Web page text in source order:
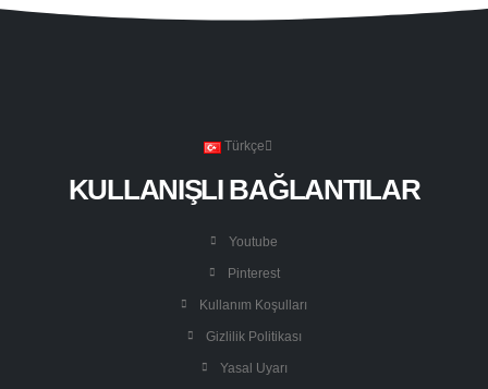
Türkçe
KULLANIŞLI BAĞLANTILAR
Youtube
Pinterest
Kullanım Koşulları
Gizlilik Politikası
Yasal Uyarı